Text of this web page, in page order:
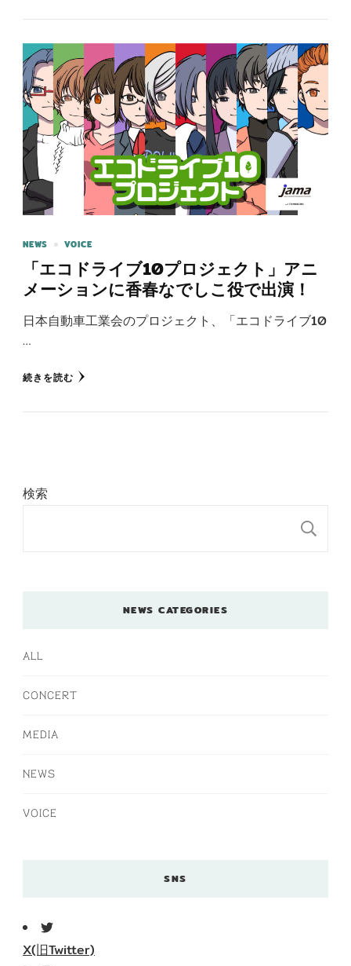
NEWS VOICE
「エコドライブ10プロジェクト」アニ
メーションに香春なでしこ役で出演！
日本自動車工業会のプロジェクト、「エコドライブ10
…
続きを読む
検索
NEWS CATEGORIES
ALL
CONCERT
MEDIA
NEWS
VOICE
SNS
X(旧Twitter)